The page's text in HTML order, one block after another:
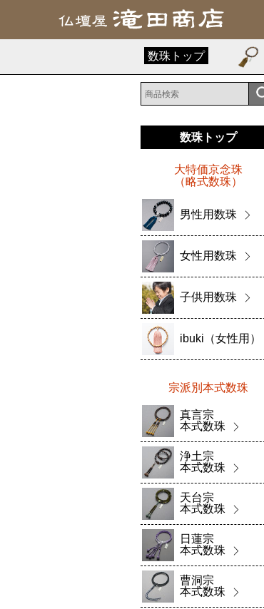
数珠トップ
数珠トップ
大特価京念珠
（略式数珠）
男性用数珠
女性用数珠
子供用数珠
ibuki（女性用）
宗派別本式数珠
真言宗
本式数珠
浄土宗
本式数珠
天台宗
本式数珠
日蓮宗
本式数珠
曹洞宗
本式数珠